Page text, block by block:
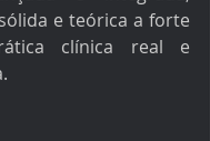
e teórica a forte
clínica real e